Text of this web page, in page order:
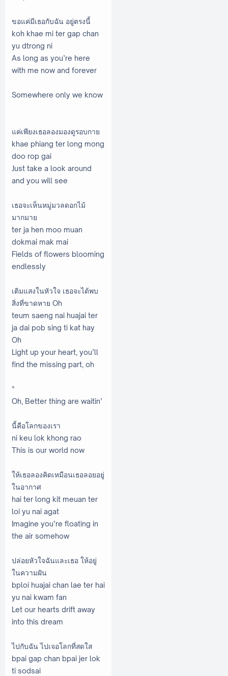
ขอแค่มีเธอกับฉัน อยู่ตรงนี้
koh khae mi ter gap chan
yu dtrong ni
As long as you’re here
with me now and forever
Somewhere only we know
แค่เพียงเธอลองมองดูรอบกาย
khae phiang ter long mong
doo rop gai
Just take a look around
and you will see
เธอจะเห็นหมู่มวลดอกไม้
มากมาย
ter ja hen moo muan
dokmai mak mai
Fields of flowers blooming
endlessly
เติมแสงในหัวใจ เธอจะได้พบ
สิ่งที่ขาดหาย Oh
teum saeng nai huajai ter
ja dai pob sing ti kat hay
Oh
Light up your heart, you’ll
find the missing part, oh
*
Oh, Better thing are waitin’
นี้คือโลกของเรา
ni keu lok khong rao
This is our world now
ให้เธอลองคิดเหมือนเธอลอยอยู่
ในอากาศ
hai ter long kit meuan ter
loi yu nai agat
Imagine you’re floating in
the air somehow
ปล่อยหัวใจฉันและเธอ ให้อยู่
ในความฝัน
bploi huajai chan lae ter hai
yu nai kwam fan
Let our hearts drift away
into this dream
ไปกับฉัน ไปเจอโลกที่สดใส
bpai gap chan bpai jer lok
ti sodsai